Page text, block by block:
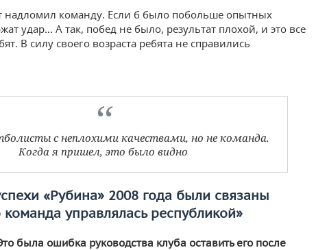
надломил команду. Если б было побольше опытных
удар… А так, побед не было, результат плохой, и это все
В силу своего возраста ребята не справились
с неплохими качествами, но не команда.
Когда я пришел, это было видно
«Рубина» 2008 года были связаны
команда управлялась республикой»
была ошибка руководства клуба оставить его после